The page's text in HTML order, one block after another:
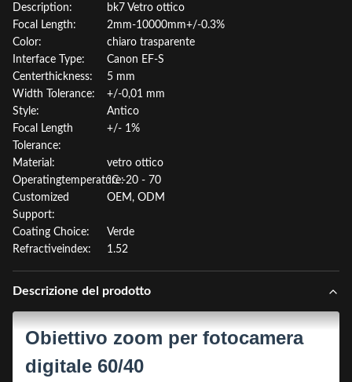
Description:
bk7 Vetro ottico
Focal Length:
2mm-10000mm+/-0.3%
Color:
chiaro trasparente
Interface Type:
Canon EF-S
Centerthickness:
5 mm
Width Tolerance:
+/-0,01 mm
Style:
Antico
Focal Length
Tolerance:
+/- 1%
Material:
vetro ottico
Operatingtemperature:°C -20 - 70
Customized
Support:
OEM, ODM
Coating Choice:
Verde
Refractiveindex:
1.52
Descrizione del prodotto
Obiettivo zoom per fotocamera
digitale 60/40